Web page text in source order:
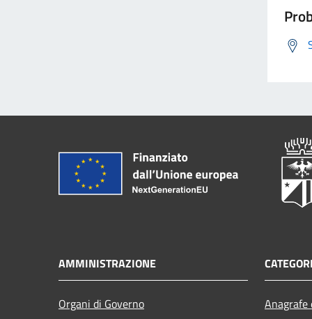
AMMINISTRAZIONE
Organi di Governo